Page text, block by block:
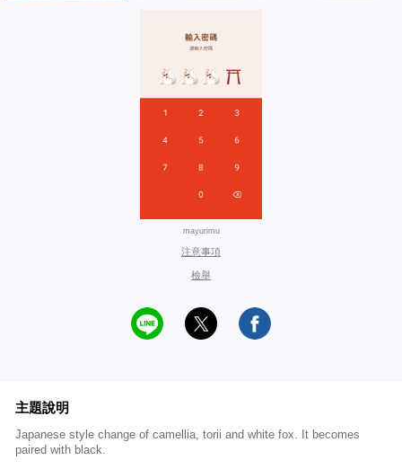
mayurimu
注意事項
檢舉
主題說明
Japanese style change of camellia, torii and white fox. It becomes
paired with black.